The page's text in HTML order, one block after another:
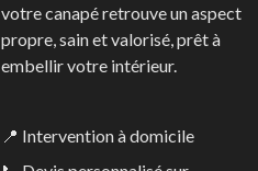
votre canapé retrouve un aspect
propre, sain et valorisé, prêt à
embellir votre intérieur.
📍 Intervention à domicile